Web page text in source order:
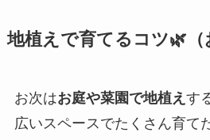
地植えで育てるコツ🌿（
お次はお庭や菜園で地植え す
広いスペースでたくさん育て